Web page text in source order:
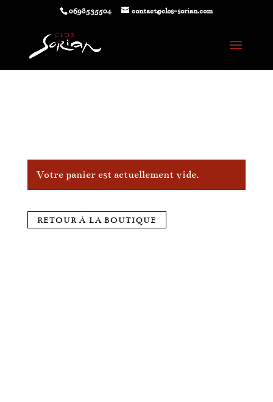
0698535504 contact@clos-sorian.com
Votre panier est actuellement vide.
RETOUR À LA BOUTIQUE